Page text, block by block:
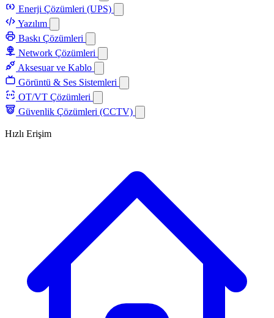
Enerji Çözümleri (UPS)
Yazılım
Baskı Çözümleri
Network Çözümleri
Aksesuar ve Kablo
Görüntü & Ses Sistemleri
OT/VT Çözümleri
Güvenlik Çözümleri (CCTV)
Hızlı Erişim